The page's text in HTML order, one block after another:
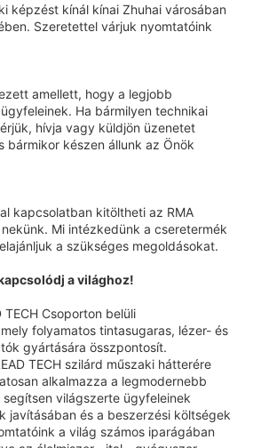
képzést kínál kínai Zhuhai városában
Szeretettel várjuk nyomtatóink
amellett, hogy a legjobb
Ha bármilyen technikai
hívja vagy küldjön üzenetet
bármikor készen állunk az Önök
kapcsolatban kitöltheti az RMA
Mi intézkedünk a cseretermék
a szükséges megoldásokat.
a világhoz!
TECH Csoporton belüli
folyamatos tintasugaras, lézer- és
gyártására összpontosít.
TECH szilárd műszaki hátterére
alkalmazza a legmodernebb
világszerte ügyfeleinek
javításában és a beszerzési költségek
a világ számos iparágában